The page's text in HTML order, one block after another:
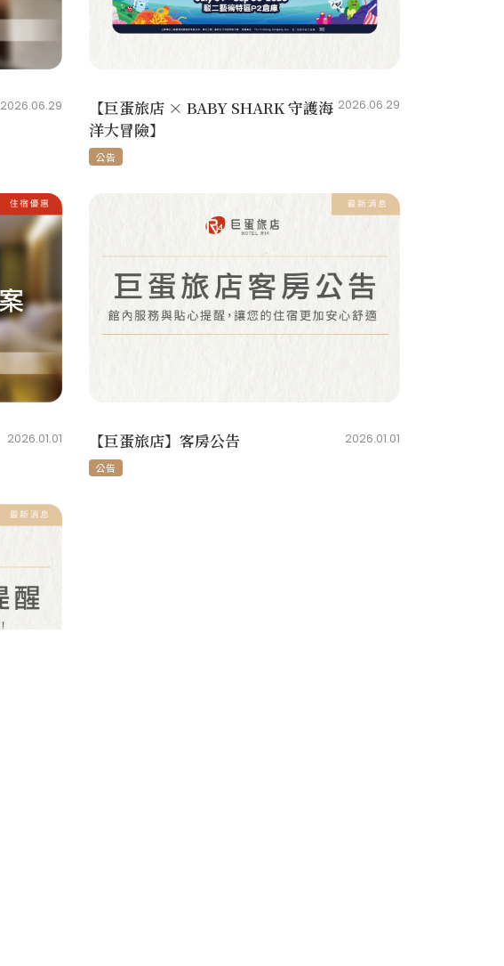
2026.06.29
【巨蛋旅店 × BABY SHARK 守護海
洋大冒險】
2026.06.29
公告
2026.01.01 【巨蛋旅店】客房公告 2026.01.01
公告